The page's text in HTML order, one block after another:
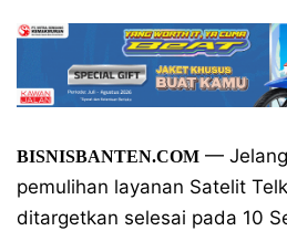
BISNISBANTEN.COM —
pemulihan layanan Satelit
ditargetkan selesai pada 10